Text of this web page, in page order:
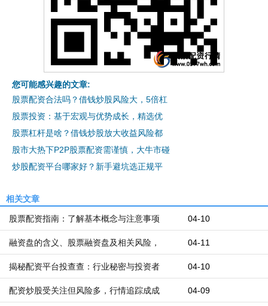
您可能感兴趣的文章:
股票配资合法吗？借钱炒股风险大，5倍杠
股票投资：基于宏观与优势成长，精选优
股票杠杆是啥？借钱炒股放大收益风险都
股市大热下P2P股票配资需谨慎，大牛市碰
炒股配资平台哪家好？新手避坑选正规平
相关文章
04-10
股票配资指南：了解基本概念与注意事项
04-11
融资盘的含义、股票融资盘及相关风险，
04-10
揭秘配资平台投查查：行业秘密与投资者
04-09
配资炒股受关注但风险多，行情追踪成成